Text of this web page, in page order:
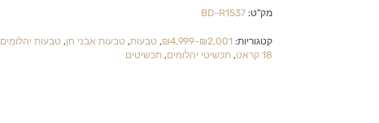
מק"ט: BD-R1537
קטגוריות: ₪2,001-₪4,999
, טבעות, טבעות אבני חן, טבעות יהלומים
18 קראט
, תכשיטי יהלומים, תכשיטים